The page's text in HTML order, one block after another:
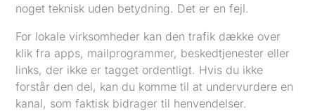
noget teknisk uden betydning. Det er en fejl.
For lokale virksomheder kan den trafik dække over
klik fra apps, mailprogrammer, beskedtjenester eller
links, der ikke er tagget ordentligt. Hvis du ikke
forstår den del, kan du komme til at undervurdere en
kanal, som faktisk bidrager til henvendelser.